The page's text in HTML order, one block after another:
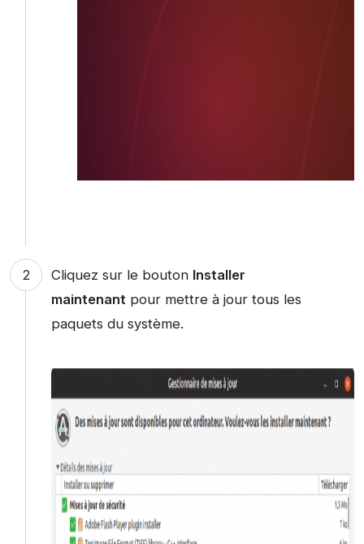
Cliquez sur le bouton Installer
maintenant pour mettre à jour tous les
paquets du système.